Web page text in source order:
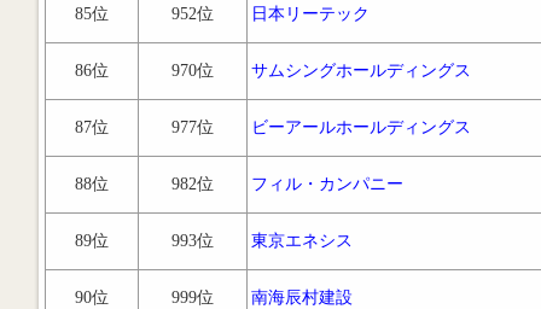
85位 952位 日本リーテック
86位 970位 サムシングホールディングス
87位 977位 ビーアールホールディングス
88位 982位 フィル・カンパニー
89位 993位 東京エネシス
90位 999位 南海辰村建設